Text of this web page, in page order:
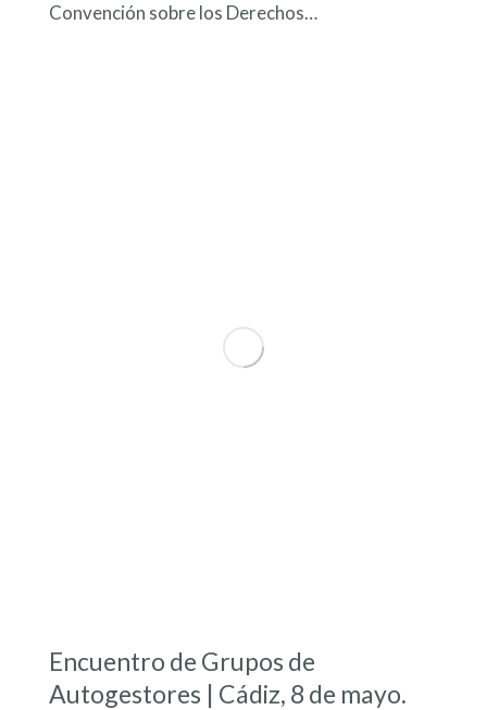
Convención sobre los Derechos…
Encuentro de Grupos de
Autogestores | Cádiz, 8 de mayo.